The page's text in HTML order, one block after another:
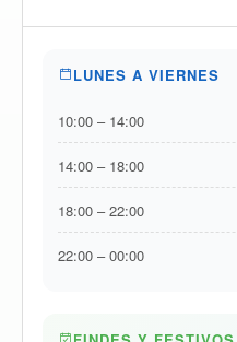
LUNES A VIERNES
10:00 – 14:00
14:00 – 18:00
18:00 – 22:00
22:00 – 00:00